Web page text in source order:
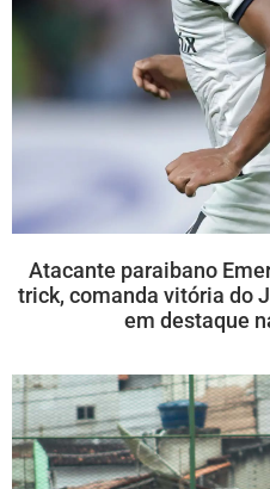
Atacante paraibano
trick, comanda vitória do
em destaque